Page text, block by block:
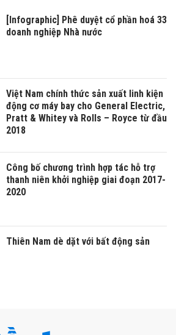
[Infographic] Phê duyệt cổ phần hoá 33
doanh nghiệp Nhà nước
Việt Nam chính thức sản xuất linh kiện
động cơ máy bay cho General Electric,
Pratt & Whitey và Rolls – Royce từ đầu
2018
Công bố chương trình hợp tác hỗ trợ
thanh niên khởi nghiệp giai đoạn 2017-
2020
Thiên Nam dè dặt với bất động sản